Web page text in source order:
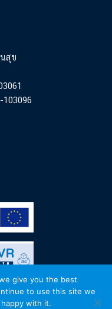
สุข
give you the best
to use this site we
with it.